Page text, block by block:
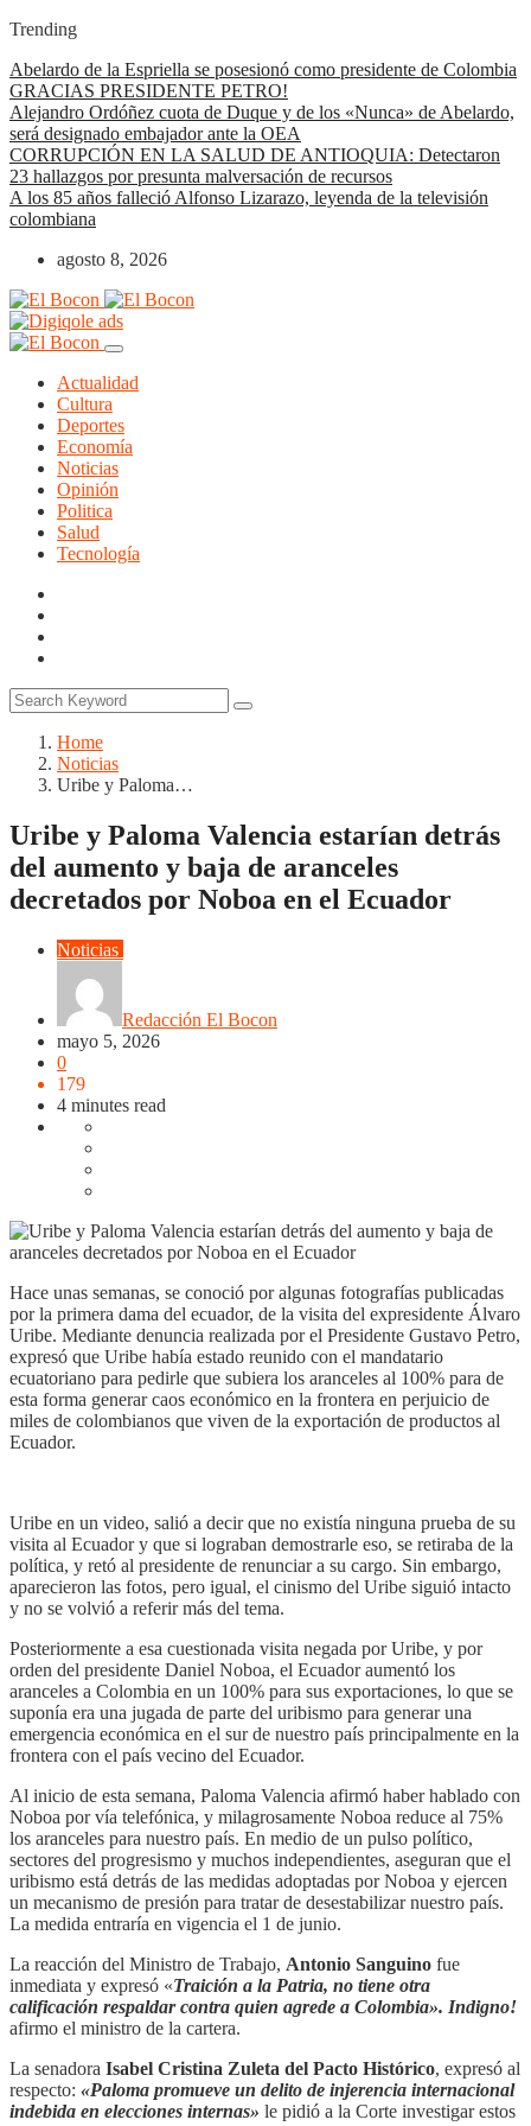
Trending
Abelardo de la Espriella se posesionó como presidente de Colombia
GRACIAS PRESIDENTE PETRO!
Alejandro Ordóñez cuota de Duque y de los «Nunca» de Abelardo,
será designado embajador ante la OEA
CORRUPCIÓN EN LA SALUD DE ANTIOQUIA: Detectaron
23 hallazgos por presunta malversación de recursos
A los 85 años falleció Alfonso Lizarazo, leyenda de la televisión
colombiana
agosto 8, 2026
Actualidad
Cultura
Deportes
Economía
Noticias
Opinión
Politica
Salud
Tecnología
Home
Noticias
Uribe y Paloma…
Uribe y Paloma Valencia estarían detrás
del aumento y baja de aranceles
decretados por Noboa en el Ecuador
Noticias
Redacción El Bocon
mayo 5, 2026
0
179
4 minutes read
Hace unas semanas, se conoció por algunas fotografías publicadas
por la primera dama del ecuador, de la visita del expresidente Álvaro
Uribe. Mediante denuncia realizada por el Presidente Gustavo Petro,
expresó que Uribe había estado reunido con el mandatario
ecuatoriano para pedirle que subiera los aranceles al 100% para de
esta forma generar caos económico en la frontera en perjuicio de
miles de colombianos que viven de la exportación de productos al
Ecuador.
Uribe en un video, salió a decir que no existía ninguna prueba de su
visita al Ecuador y que si lograban demostrarle eso, se retiraba de la
política, y retó al presidente de renunciar a su cargo. Sin embargo,
aparecieron las fotos, pero igual, el cinismo del Uribe siguió intacto
y no se volvió a referir más del tema.
Posteriormente a esa cuestionada visita negada por Uribe, y por
orden del presidente Daniel Noboa, el Ecuador aumentó los
aranceles a Colombia en un 100% para sus exportaciones, lo que se
suponía era una jugada de parte del uribismo para generar una
emergencia económica en el sur de nuestro país principalmente en la
frontera con el país vecino del Ecuador.
Al inicio de esta semana, Paloma Valencia afirmó haber hablado con
Noboa por vía telefónica, y milagrosamente Noboa reduce al 75%
los aranceles para nuestro país. En medio de un pulso político,
sectores del progresismo y muchos independientes, aseguran que el
uribismo está detrás de las medidas adoptadas por Noboa y ejercen
un mecanismo de presión para tratar de desestabilizar nuestro país.
La medida entraría en vigencia el 1 de junio.
La reacción del Ministro de Trabajo, Antonio Sanguino fue
inmediata y expresó «Traición a la Patria, no tiene otra
calificación respaldar contra quien agrede a Colombia». Indigno!
afirmo el ministro de la cartera.
La senadora Isabel Cristina Zuleta del Pacto Histórico, expresó al
respecto: «Paloma promueve un delito de injerencia internacional
indebida en elecciones internas» le pidió a la Corte investigar estos